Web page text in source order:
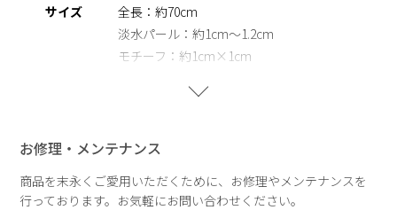
※淡水パール
天然のパールを使用しているため、形・サイズ・色味には個体
承の程お願いいたします。二つとして同じものがない価値は、
一つの魅力としてお楽しみいただけます。
サイズ
全長：約70cm
淡水パール：約1cm～1.2cm
モチーフ：約1cm×1cm
お修理・メンテナンス
商品を末永くご愛用いただくために、お修理やメンテナンスを
行っております。お気軽にお問い合わせください。